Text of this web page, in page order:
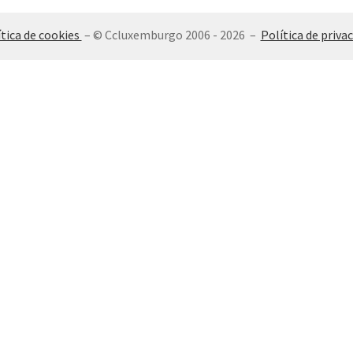
de cookies – © Ccluxemburgo 2006 - 2026 – Política de